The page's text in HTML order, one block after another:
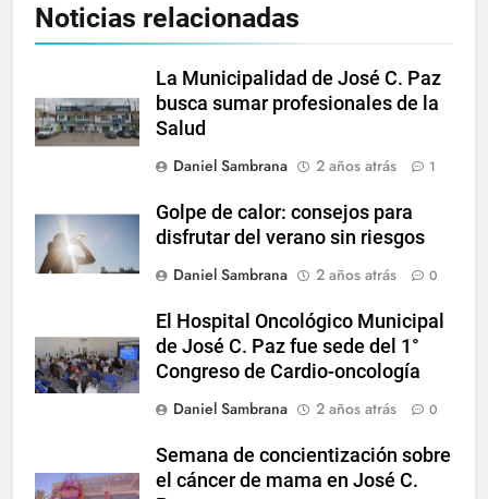
Noticias relacionadas
La Municipalidad de José C. Paz
busca sumar profesionales de la
Salud
Daniel Sambrana
2 años atrás 1
Golpe de calor: consejos para
disfrutar del verano sin riesgos
Daniel Sambrana
2 años atrás 0
El Hospital Oncológico Municipal
de José C. Paz fue sede del 1°
Congreso de Cardio-oncología
Daniel Sambrana
2 años atrás 0
Semana de concientización sobre
el cáncer de mama en José C.